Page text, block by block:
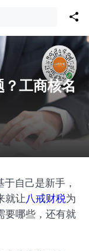
工商核名
自己是新手，
就让 八戒财税为
要哪些，还有就